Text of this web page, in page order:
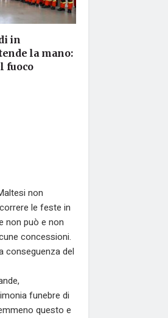
in
la mano:
fuoco
non
le feste in
non può e non
concessioni.
conseguenza del
funebre di
questo e